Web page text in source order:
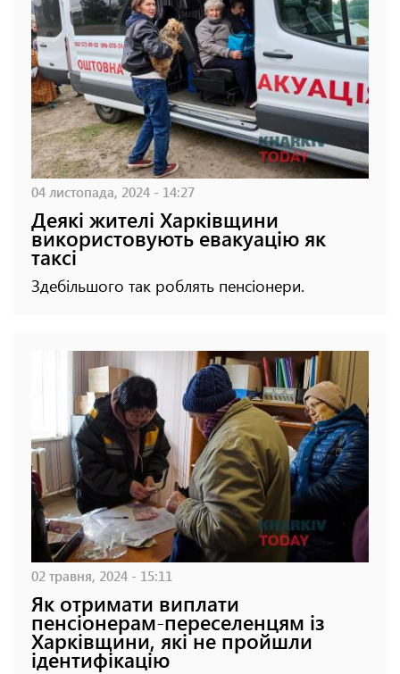
04 листопада, 2024 - 14:27
Деякі жителі Харківщини
використовують евакуацію як
таксі
Здебільшого так роблять пенсіонери.
02 травня, 2024 - 15:11
Як отримати виплати
пенсіонерам-переселенцям із
Харківщини, які не пройшли
ідентифікацію